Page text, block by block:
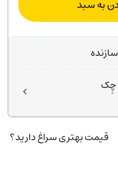
ت
بود.
ت.
به سبد
چِک
قیمت بهتری سراغ دارید؟